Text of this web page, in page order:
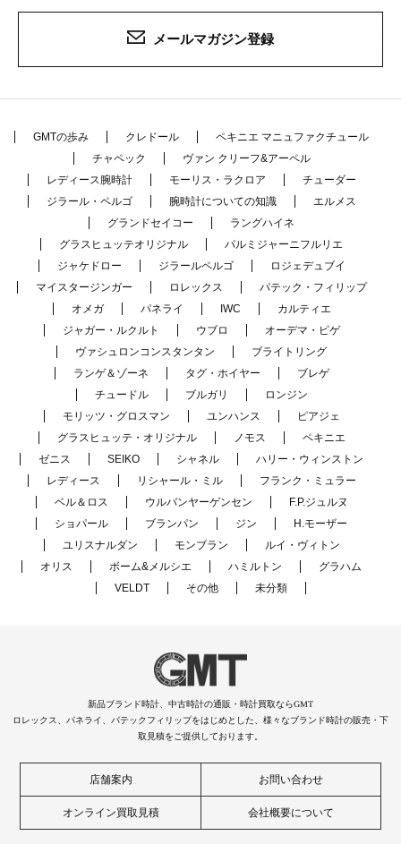
メールマガジン登録
GMTの歩み クレドール
ペキニエ マニュファクチュール
チャペック
ヴァン クリーフ&アーペル
レディース腕時計
モーリス・ラクロア
チューダー
ジラール・ペルゴ
腕時計についての知識
エルメス
グランドセイコー
ラングハイネ
グラスヒュッテオリジナル
パルミジャーニフルリエ
ジャケドロー
ジラールペルゴ
ロジェデュブイ
マイスタージンガー
ロレックス
パテック・フィリップ
オメガ
パネライ IWC
カルティエ
ジャガー・ルクルト
ウブロ
オーデマ・ピゲ
ヴァシュロンコンスタンタン
ブライトリング
ランゲ＆ゾーネ
タグ・ホイヤー
ブレゲ
チュードル
ブルガリ
ロンジン
モリッツ・グロスマン
ユンハンス
ピアジェ
グラスヒュッテ・オリジナル
ノモス
ペキニエ
ゼニス
SEIKO シャネル
ハリー・ウィンストン
レディース
リシャール・ミル
フランク・ミュラー
ベル＆ロス
ウルバンヤーゲンセン
F.P.ジュルヌ
ショパール
ブランパン ジン
H.モーザー
ユリスナルダン
モンブラン
ルイ・ヴィトン
オリス
ボーム&メルシエ ハミルトン
グラハム
VELDT
その他 未分類
新品ブランド時計、中古時計の通販・時計買取ならGMT
ロレックス、パネライ、パテックフィリップをはじめとした、様々なブランド時計の販売・下
取見積をご提供しております。
店舗案内 お問い合わせ
オンライン買取見積 会社概要について